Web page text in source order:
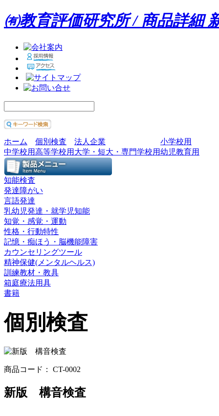
㈲教育評価研究所 / 商品詳細
ホーム 個別検査 法人企業
小学校用
中学校用高等学校用 大学・短大・専門学校用幼児教育用
知能検査
発達障がい
言語発達
乳幼児発達・就学児知能
知覚・感覚・運動
性格・行動特性
記憶・痴ほう・脳機能障害
カウンセリングツール
精神保健(メンタルヘルス)
訓練教材・教具
箱庭療法用具
書籍
個別検査
商品コード： CT-0002
新版 構音検査